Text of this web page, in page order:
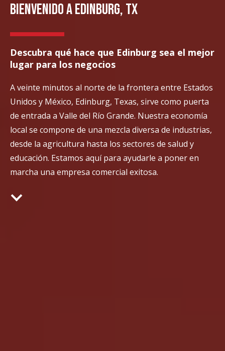
BIENVENIDO A EDINBURG, TX
Descubra qué hace que Edinburg sea el mejor
lugar para los negocios
A veinte minutos al norte de la frontera entre Estados
Unidos y México, Edinburg, Texas, sirve como puerta
de entrada a Valle del Río Grande. Nuestra economía
local se compone de una mezcla diversa de industrias,
desde la agricultura hasta los sectores de salud y
educación. Estamos aquí para ayudarle a poner en
marcha una empresa comercial exitosa.